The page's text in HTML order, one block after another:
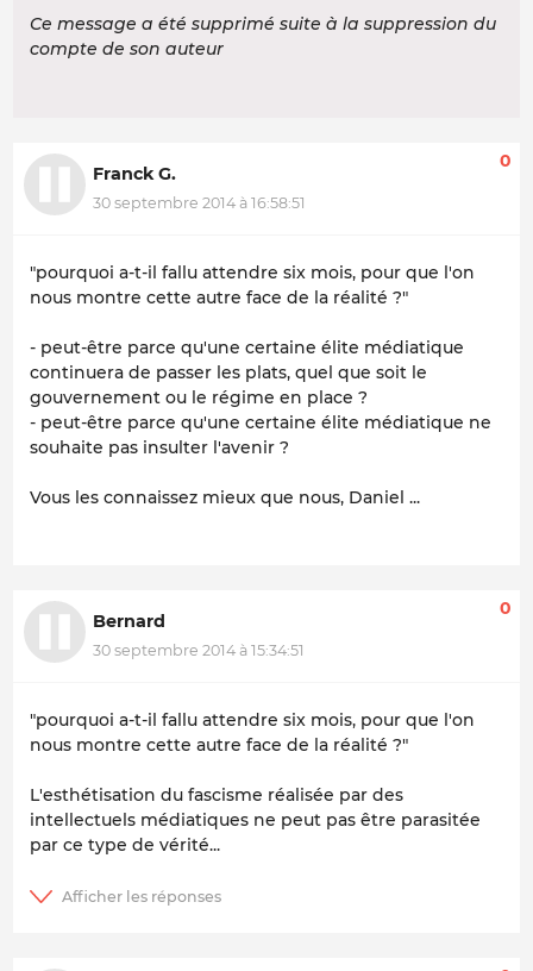
Ce message a été supprimé suite à la suppression du
compte de son auteur
Franck G.
30 septembre 2014 à 16:58:51
0
"pourquoi a-t-il fallu attendre six mois, pour que l'on
nous montre cette autre face de la réalité ?"
- peut-être parce qu'une certaine élite médiatique
continuera de passer les plats, quel que soit le
gouvernement ou le régime en place ?
- peut-être parce qu'une certaine élite médiatique ne
souhaite pas insulter l'avenir ?
Vous les connaissez mieux que nous, Daniel ...
Bernard
30 septembre 2014 à 15:34:51
0
"pourquoi a-t-il fallu attendre six mois, pour que l'on
nous montre cette autre face de la réalité ?"
L'esthétisation du fascisme réalisée par des
intellectuels médiatiques ne peut pas être parasitée
par ce type de vérité...